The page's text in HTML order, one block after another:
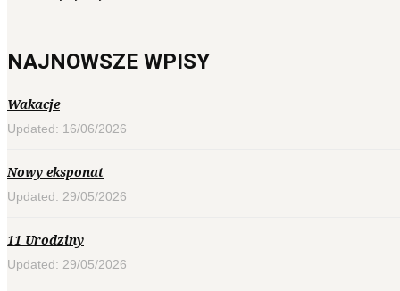
NAJNOWSZE WPISY
Wakacje
Updated: 16/06/2026
Nowy eksponat
Updated: 29/05/2026
11 Urodziny
Updated: 29/05/2026